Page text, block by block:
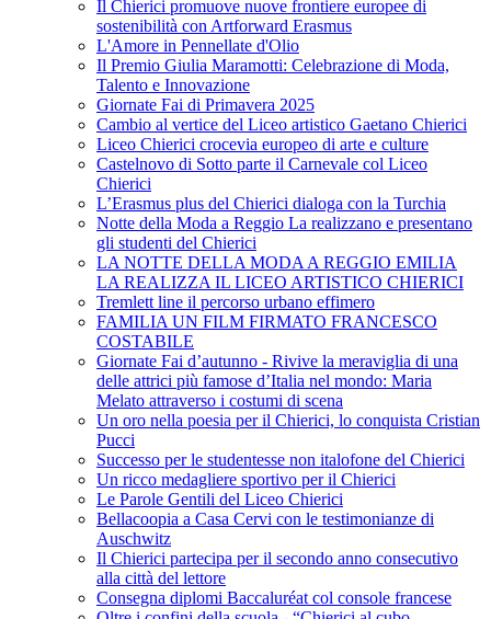
Il Chierici promuove nuove frontiere europee di
sostenibilità con Artforward Erasmus
L'Amore in Pennellate d'Olio
Il Premio Giulia Maramotti: Celebrazione di Moda,
Talento e Innovazione
Giornate Fai di Primavera 2025
Cambio al vertice del Liceo artistico Gaetano Chierici
Liceo Chierici crocevia europeo di arte e culture
Castelnovo di Sotto parte il Carnevale col Liceo
Chierici
L’Erasmus plus del Chierici dialoga con la Turchia
Notte della Moda a Reggio La realizzano e presentano
gli studenti del Chierici
LA NOTTE DELLA MODA A REGGIO EMILIA
LA REALIZZA IL LICEO ARTISTICO CHIERICI
Tremlett line il percorso urbano effimero
FAMILIA UN FILM FIRMATO FRANCESCO
COSTABILE
Giornate Fai d’autunno - Rivive la meraviglia di una
delle attrici più famose d’Italia nel mondo: Maria
Melato attraverso i costumi di scena
Un oro nella poesia per il Chierici, lo conquista Cristian
Pucci
Successo per le studentesse non italofone del Chierici
Un ricco medagliere sportivo per il Chierici
Le Parole Gentili del Liceo Chierici
Bellacoopia a Casa Cervi con le testimonianze di
Auschwitz
Il Chierici partecipa per il secondo anno consecutivo
alla città del lettore
Consegna diplomi Baccaluréat col console francese